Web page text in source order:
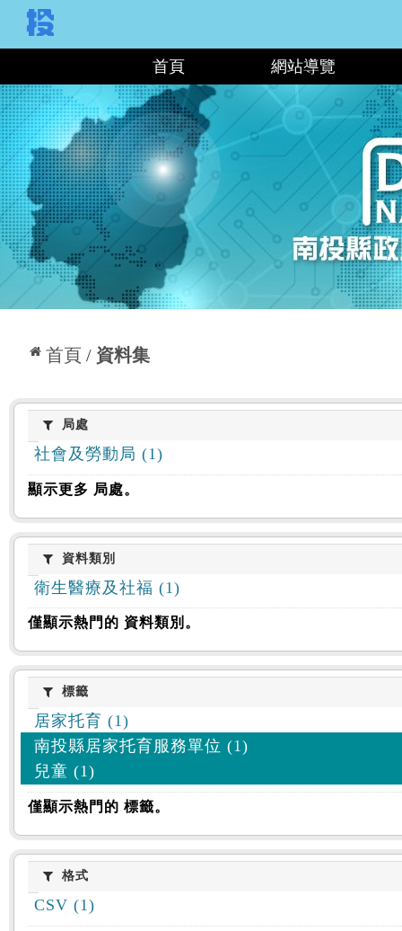
首頁 網站導覽
首頁 資料集
:::
局處局處
社會及勞動局 (1)
顯示更多 局處。
資料類別
資料類別
衛生醫療及社福 (1)
僅顯示熱門的 資料類別。
標籤標籤
居家托育 (1)
南投縣居家托育服務單位 (1)
兒童 (1)
僅顯示熱門的 標籤。
格式格式
CSV (1)